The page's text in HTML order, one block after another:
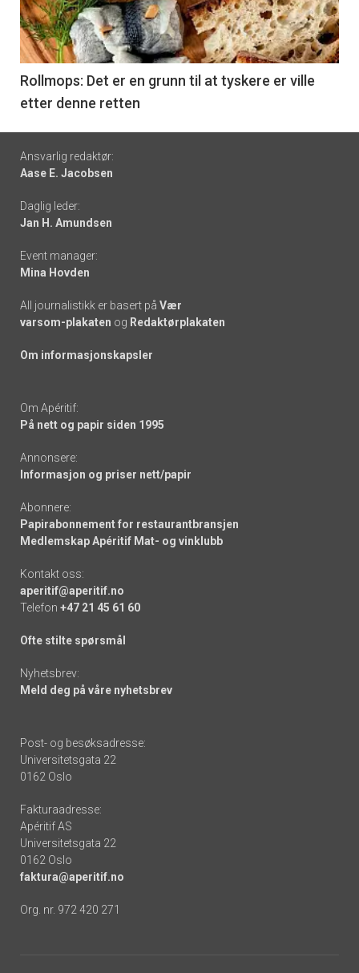
nå
-
6
Rollmops: Det er en grunn til at tyskere er ville
etter denne retten
Footer
-
links
Ansvarlig redaktør:
Aase E. Jacobsen
Daglig leder:
Jan H. Amundsen
Event manager:
Mina Hovden
All journalistikk er basert på Vær
varsom-plakaten og Redaktørplakaten
Om informasjonskapsler
Om Apéritif:
På nett og papir siden 1995
Annonsere:
Informasjon og priser nett/papir
Abonnere:
Papirabonnement for restaurantbransjen
Medlemskap Apéritif Mat- og vinklubb
Kontakt oss:
aperitif@aperitif.no
Telefon +47 21 45 61 60
Ofte stilte spørsmål
Nyhetsbrev:
Meld deg på våre nyhetsbrev
Post- og besøksadresse:
Universitetsgata 22
0162 Oslo
Fakturaadresse:
Apéritif AS
Universitetsgata 22
0162 Oslo
faktura@aperitif.no
Org. nr. 972 420 271